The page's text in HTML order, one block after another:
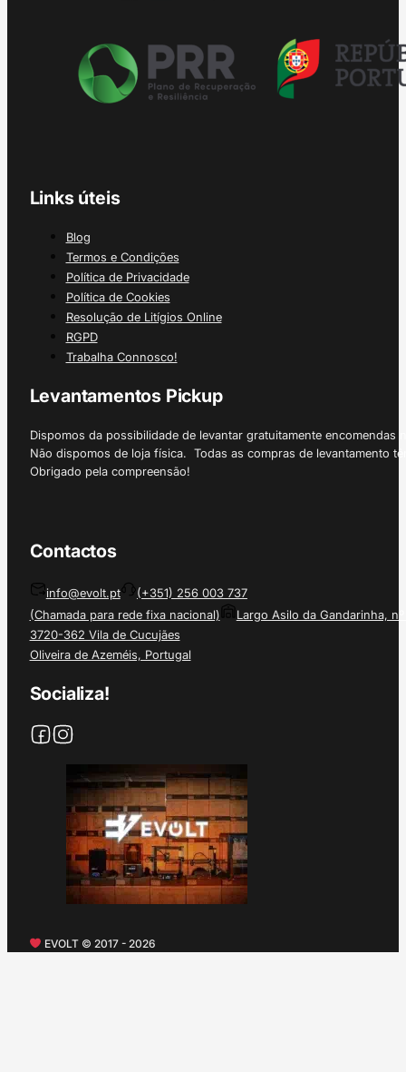
Links úteis
Blog
Termos e Condições
Política de Privacidade
Política de Cookies
Resolução de Litígios Online
RGPD
Trabalha Connosco!
Levantamentos Pickup
Dispomos da possibilidade de levantar gratuitamente
Não dispomos de loja física. Todas as compras de levantamento
Obrigado pela compreensão!
Contactos
info@evolt.pt
(+351) 256 003 737
(Chamada para rede fixa nacional)
Largo Asilo da Gandarinha, nº
3720-362 Vila de Cucujães
Oliveira de Azeméis, Portugal
Socializa!
EVOLT © 2017 - 2026